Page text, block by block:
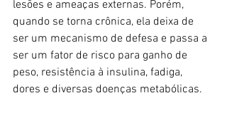
lesões e ameaças externas. Porém,
quando se torna crônica, ela deixa de
ser um mecanismo de defesa e passa a
ser um fator de risco para ganho de
peso, resistência à insulina, fadiga,
dores e diversas doenças metabólicas.